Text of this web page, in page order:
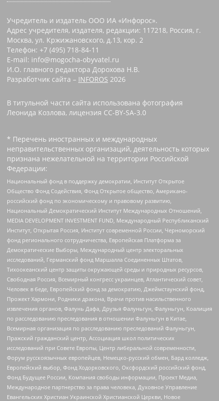
Учредитель и издатель ООО ИА «Инфорос».
Адрес учредителя, издателя, редакции: 117218, Россия, г.
Москва, ул. Кржижановского, д.13, кор. 2
Телефон: +7 (495) 718-84-11
E-mail: info@mogocha-obyvatel.ru
И.О. главного редактора Дорохова Н.В.
Разработчик сайта – INFOROS 2026
В титульной части сайта использована фотография
Леонида Козлова, лицензия CC-BY-SA-3.0
* Перечень иностранных и международных
неправительственных организаций, деятельность которых
признана нежелательной на территории Российской
Федерации:
Национальный фонд в поддержку демократии, Институт Открытое
Общество Фонд Содействия, Фонд Открытое общество, Американо-
российский фонд по экономическому и правовому развитию,
Национальный Демократический Институт Международных Отношений,
MEDIA DEVELOPMENT INVESTMENT FUND, Международный Республиканский
Институт, Открытая Россия, Институт современной России, Черноморский
фонд регионального сотрудничества, Европейская Платформа за
Демократические Выборы, Международный центр электоральных
исследований, Германский фонд Маршалла Соединенных Штатов,
Тихоокеанский центр защиты окружающей среды и природных ресурсов,
Свободная Россия, Всемирный конгресс украинцев, Атлантический совет,
Человек в беде, Европейский фонд за демократию, Джеймстаунский фонд,
Прожект Хармони, Родники дракона, Врачи против насильственного
извлечения органов, Фалунь Дафа, Друзья Фалуньгун, Фалуньгун, Коалиция
по расследованию преследования в отношении Фалуньгун в Китае,
Всемирная организация по расследованию преследований Фалуньгун,
Пражский гражданский центр, Ассоциация школ политических
исследований при Совете Европы, Центр либеральной современности,
Форум русскоязычных европейцев, Немецко-русский обмен, Бард колледж,
Европейский выбор, Фонд Ходорковского, Оксфордский российский фонд,
Фонд Будущее России, Компания свободы информации, Проект Медиа,
Международное партнерство за права человека, Духовное Управление
Евангельских Христиан Украинской Христианской Церкви, Новое